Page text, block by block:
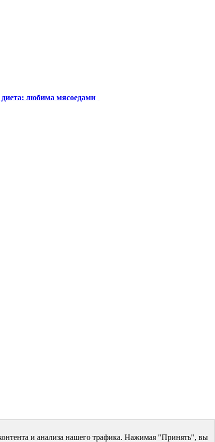
диета: любима мясоедами
и анализа нашего трафика. Нажимая "Принять", вы